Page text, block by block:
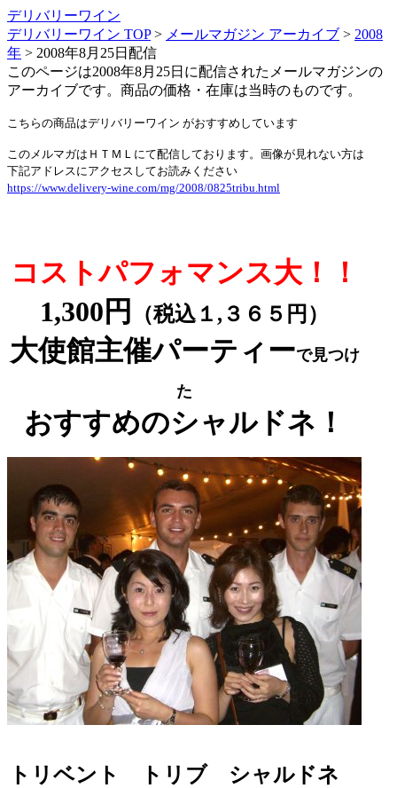
デリバリーワイン
デリバリーワイン TOP> メールマガジン アーカイブ > 2008
年 > 2008年8月25日配信
このページは2008年8月25日に配信されたメールマガジンの
アーカイブです。商品の価格・在庫は当時のものです。
こちらの商品はデリバリーワイン がおすすめしています
このメルマガはＨＴＭＬにて配信しております。画像が見れない方は
下記アドレスにアクセスしてお読みください
https://www.delivery-wine.com/mg/2008/0825tribu.html
コストパフォマンス大！！
1,300円
（税込１,３６５円）
大使館主催パーティーで見つけ
た
おすすめのシャルドネ！
トリベント トリブ シャルドネ